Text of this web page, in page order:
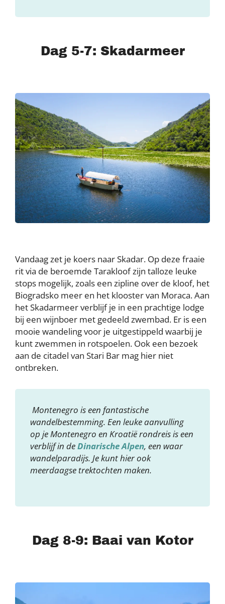
Dag 5-7: Skadarmeer
Vandaag zet je koers naar Skadar. Op deze fraaie
rit via de beroemde Tarakloof zijn talloze leuke
stops mogelijk, zoals een zipline over de kloof, het
Biogradsko meer en het klooster van Moraca. Aan
het Skadarmeer verblijf je in een prachtige lodge
bij een wijnboer met gedeeld zwembad. Er is een
mooie wandeling voor je uitgestippeld waarbij je
kunt zwemmen in rotspoelen. Ook een bezoek
aan de citadel van Stari Bar mag hier niet
ontbreken.
Montenegro is een fantastische
wandelbestemming. Een leuke aanvulling
op je Montenegro en Kroatië rondreis is een
verblijf in deDinarische Alpen, een waar
wandelparadijs. Je kunt hier ook
meerdaagse trektochten maken.
Dag 8-9: Baai van Kotor